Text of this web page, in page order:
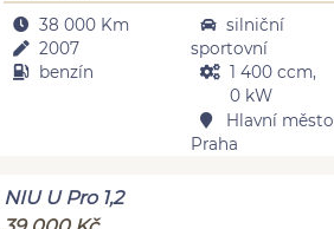
38 000 Km
2007
benzín
silniční
sportovní
1 400 ccm,
0 kW
Hlavní město
Praha
NIU U Pro 1,2